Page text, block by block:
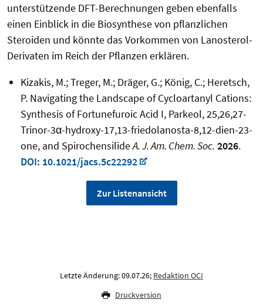
unterstützende DFT-Berechnungen geben ebenfalls
einen Einblick in die Biosynthese von pflanzlichen
Steroiden und könnte das Vorkommen von Lanosterol-
Derivaten im Reich der Pflanzen erklären.
Kizakis, M.; Treger, M.; Dräger, G.; König, C.; Heretsch,
P. Navigating the Landscape of Cycloartanyl Cations:
Synthesis of Fortunefuroic Acid I, Parkeol, 25,26,27-
Trinor-3α-hydroxy-17,13-friedolanosta-8,12-dien-23-
one, and SpirochensilideA. J. Am. Chem. Soc. 2026.
DOI: 10.1021/jacs.5c22292
Zur Listenansicht
Letzte Änderung: 09.07.26; Redaktion OCI
Druckversion